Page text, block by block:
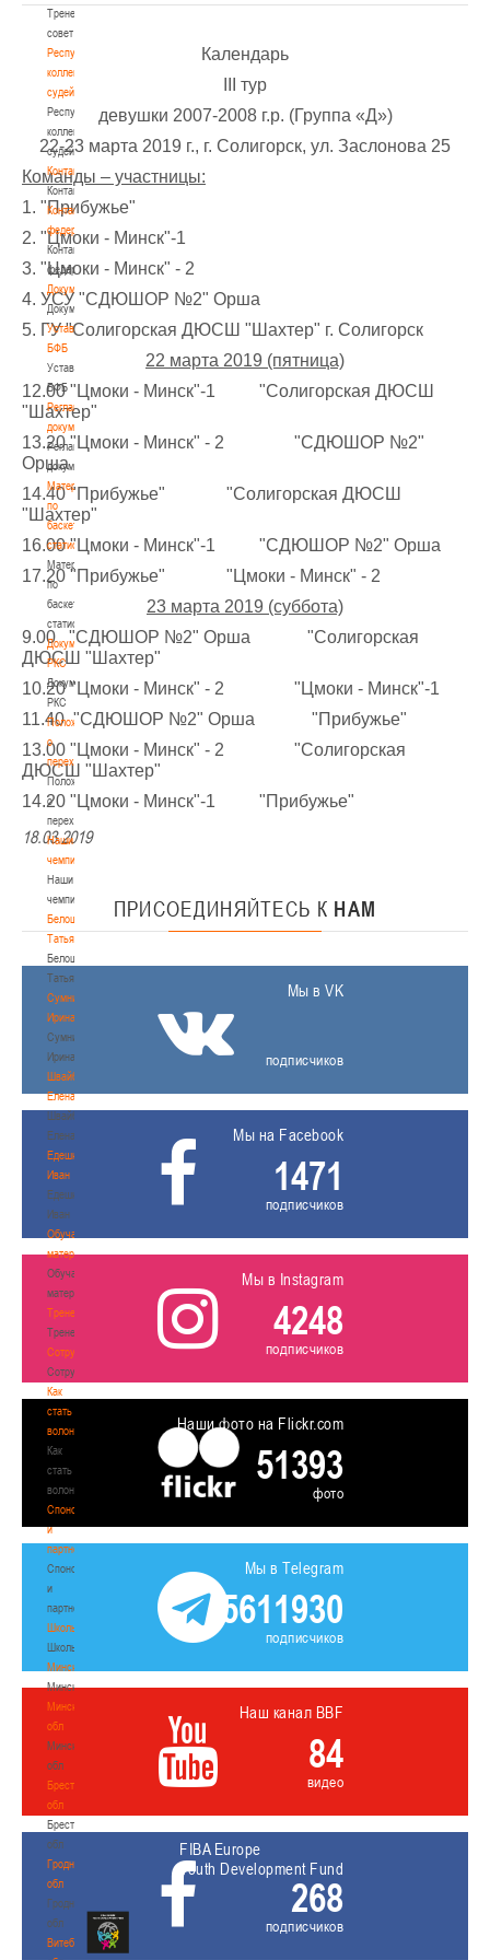
Тренерский
совет
Республиканская
коллегия
судей
Республиканская
коллегия
судей
Контакты
Контакты
Контакты
федерации
Контакты
федерации
Документы
Документы
Устав
БФБ
Устав
БФБ
Регламентирующие
документы
Регламентирующие
документы
Материалы
по
баскетбольной
статистике
Материалы
по
баскетбольной
статистике
Документы
РКС
Документы
РКС
Положение
о
переходах
Положение
о
переходах
Наши
чемпионы
Наши
чемпионы
Белошапко
Татьяна
Белошапко
Татьяна
Сумникова
Ирина
Сумникова
Ирина
Швайбович
Елена
Швайбович
Елена
Едешко
Иван
Едешко
Иван
Обучающие
материалы
Обучающие
материалы
Тренерам
Тренерам
Сотрудничество
Сотрудничество
Как
стать
волонтером
Как
стать
волонтером
Спонсоры
и
партнеры
Спонсоры
и
партнеры
Школы
Школы
Минск
Минск
Минская
обл
Минская
обл
Брестская
обл
Брестская
обл
Гродненская
обл
Гродненская
обл
Витебская
Календарь
III тур
девушки 2007-2008 г.р. (Группа «Д»)
22-23 марта 2019 г., г. Солигорск, ул. Заслонова 25
Команды – участницы:
1. "Прибужье"
2. "Цмоки - Минск"-1
3. "Цмоки - Минск" - 2
4. УСУ "СДЮШОР №2" Орша
5. ГУ "Солигорская ДЮСШ "Шахтер" г. Солигорск
22 марта 2019 (пятница)
12.00 "Цмоки - Минск"-1 "Солигорская ДЮСШ
"Шахтер"
13.20 "Цмоки - Минск" - 2 "СДЮШОР №2"
Орша
14.40 "Прибужье" "Солигорская ДЮСШ
"Шахтер"
16.00 "Цмоки - Минск"-1 "СДЮШОР №2" Орша
17.20 "Прибужье" "Цмоки - Минск" - 2
23 марта 2019 (суббота)
9.00 "СДЮШОР №2" Орша "Солигорская
ДЮСШ "Шахтер"
10.20 "Цмоки - Минск" - 2 "Цмоки - Минск"-1
11.40 "СДЮШОР №2" Орша "Прибужье"
13.00 "Цмоки - Минск" - 2 "Солигорская
ДЮСШ "Шахтер"
14.20 "Цмоки - Минск"-1 "Прибужье"
18.03.2019
ПРИСОЕДИНЯЙТЕСЬ К НАМ
Мы в VK
подписчиков
Мы на Facebook
1471
подписчиков
Мы в Instagram
4248
подписчиков
Наши фото на Flickr.com
51393
фото
Мы в Telegram
5611930
подписчиков
Наш канал BBF
84
видео
FIBA Europe
Youth Development Fund
268
подписчиков